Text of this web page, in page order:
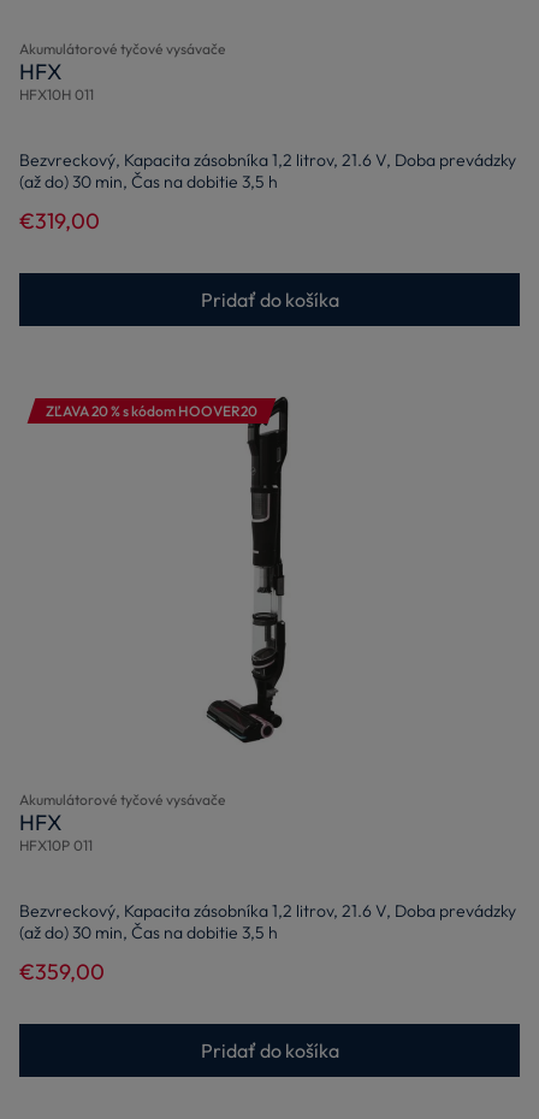
Akumulátorové tyčové vysávače
HFX
HFX10H 011
Bezvreckový, Kapacita zásobníka 1,2 litrov, 21.6 V, Doba prevádzky
(až do) 30 min, Čas na dobitie 3,5 h
€319,00
Pridať do košíka
ZĽAVA 20 % s kódom HOOVER20
Akumulátorové tyčové vysávače
HFX
HFX10P 011
Bezvreckový, Kapacita zásobníka 1,2 litrov, 21.6 V, Doba prevádzky
(až do) 30 min, Čas na dobitie 3,5 h
€359,00
Pridať do košíka